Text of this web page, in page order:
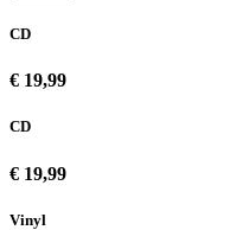
CD
€ 19,99
CD
€ 19,99
Vinyl